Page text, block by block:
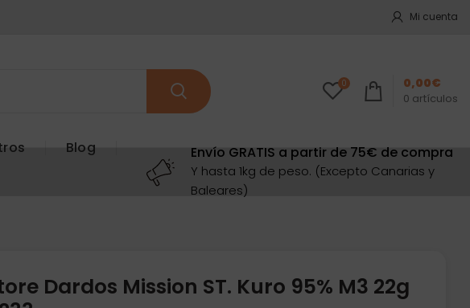
Mi cuenta
0
0 artículos
0,00€
Blog Envío GRATIS a partir de 75€ de compra
Y hasta 1kg de peso. (Excepto Canarias y
Baleares)
Dardos Mission ST. Kuro 95% M3 22g